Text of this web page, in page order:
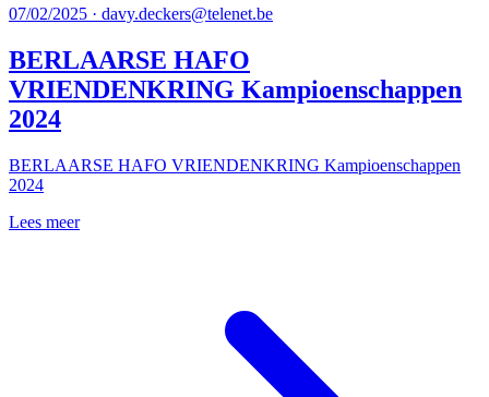
07/02/2025 · davy.deckers@telenet.be
BERLAARSE HAFO
VRIENDENKRING Kampioenschappen
2024
BERLAARSE HAFO VRIENDENKRING Kampioenschappen
2024
Lees meer